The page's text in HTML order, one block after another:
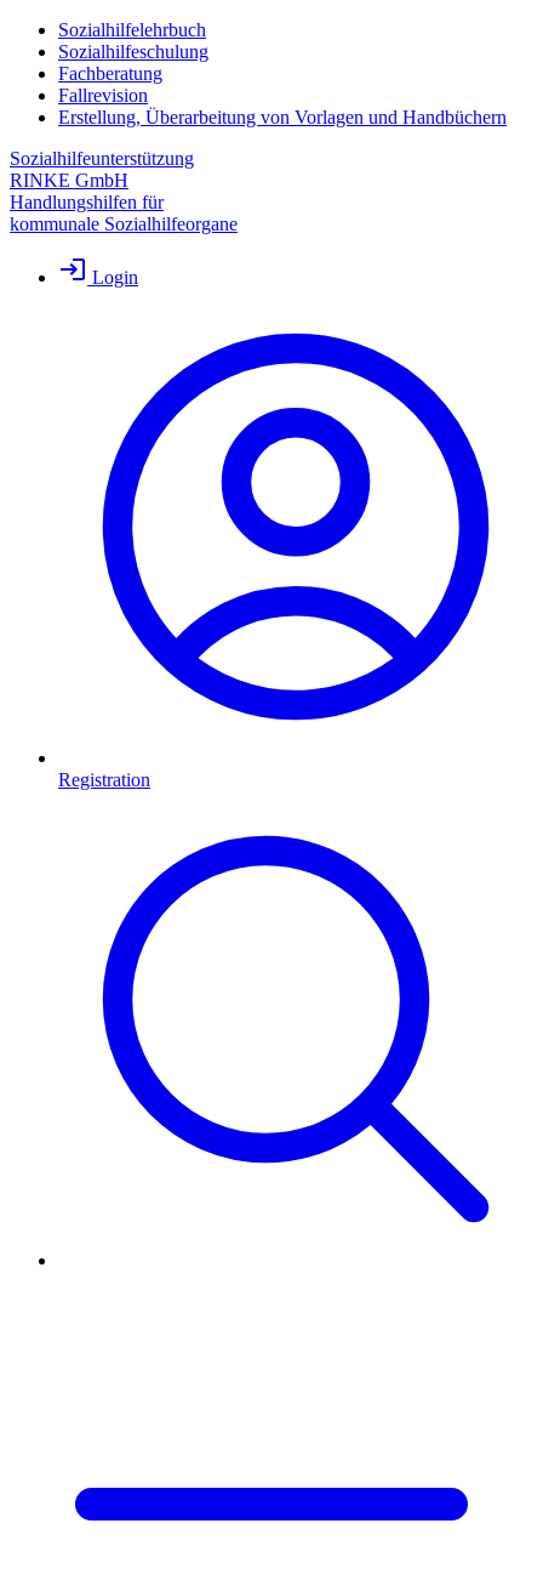
Sozialhilfelehrbuch
Sozialhilfeschulung
Fachberatung
Fallrevision
Erstellung, Überarbeitung von Vorlagen und Handbüchern
Sozialhilfeunterstützung
RINKE GmbH
Handlungshilfen für
kommunale Sozialhilfeorgane
Login
Registration